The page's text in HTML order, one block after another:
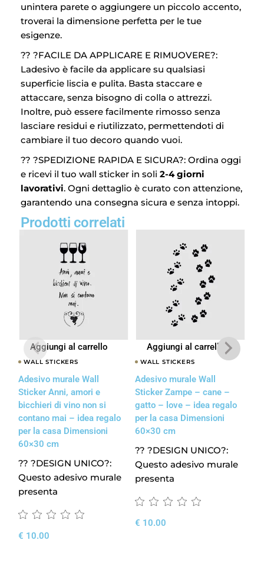
unintera parete o aggiungere un piccolo accento,
troverai la dimensione perfetta per le tue
esigenze.
?? ?FACILE DA APPLICARE E RIMUOVERE?:
Ladesivo è facile da applicare su qualsiasi
superficie liscia e pulita. Basta staccare e
attaccare, senza bisogno di colla o attrezzi.
Inoltre, può essere facilmente rimosso senza
lasciare residui e riutilizzato, permettendoti di
cambiare il tuo decoro quando vuoi.
?? ?SPEDIZIONE RAPIDA E SICURA?: Ordina oggi
e ricevi il tuo wall sticker in soli 2-4 giorni
lavorativi. Ogni dettaglio è curato con attenzione,
garantendo una consegna sicura e senza intoppi.
Prodotti correlati
Aggiungi al carrello
WALL STICKERS
Adesivo murale Wall
Sticker Anni, amori e
bicchieri di vino non si
contano mai – idea regalo
per la casa Dimensioni
60×30 cm
?? ?DESIGN UNICO?:
Questo adesivo murale
presenta
€ 10.00
Aggiungi al carrello
WALL STICKERS
Adesivo murale Wall
Sticker Zampe – cane –
gatto – love – idea regalo
per la casa Dimensioni
60×30 cm
?? ?DESIGN UNICO?:
Questo adesivo murale
presenta
€ 10.00